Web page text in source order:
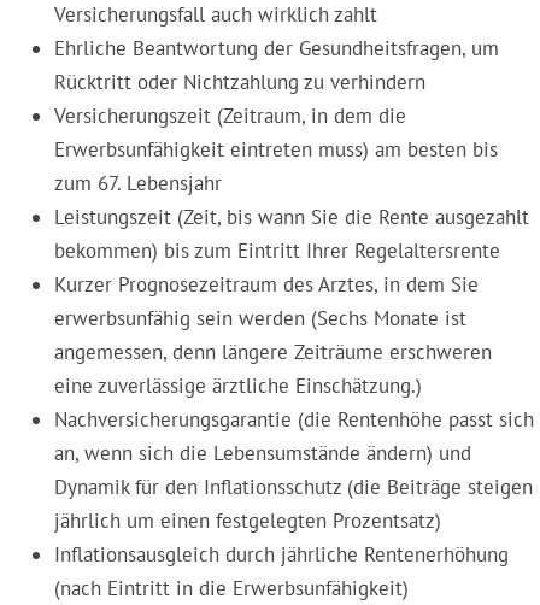
Versicherungsfall auch wirklich zahlt
Ehrliche Beantwortung der Gesundheitsfragen, um
Rücktritt oder Nichtzahlung zu verhindern
Versicherungszeit (Zeitraum, in dem die
Erwerbsunfähigkeit eintreten muss) am besten bis
zum 67. Lebensjahr
Leistungszeit (Zeit, bis wann Sie die Rente ausgezahlt
bekommen) bis zum Eintritt Ihrer Regelaltersrente
Kurzer Prognosezeitraum des Arztes, in dem Sie
erwerbsunfähig sein werden (Sechs Monate ist
angemessen, denn längere Zeiträume erschweren
eine zuverlässige ärztliche Einschätzung.)
Nachversicherungsgarantie (die Rentenhöhe passt sich
an, wenn sich die Lebensumstände ändern) und
Dynamik für den Inflationsschutz (die Beiträge steigen
jährlich um einen festgelegten Prozentsatz)
Inflationsausgleich durch jährliche Rentenerhöhung
(nach Eintritt in die Erwerbsunfähigkeit)